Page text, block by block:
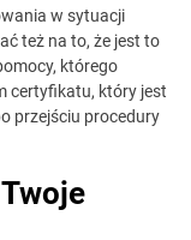
w sytuacji
też na to, że jest to
którego
certyfikatu, który jest
przejściu procedury